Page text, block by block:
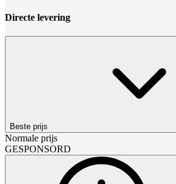
Directe levering
Beste prijs
Normale prijs
GESPONSORD